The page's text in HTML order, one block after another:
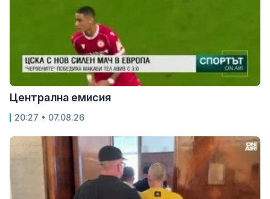
Централна емисия
20:27 • 07.08.26